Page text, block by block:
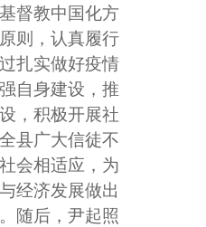
督教中国化方
则，认真履行
扎实做好疫情
自身建设，推
，积极开展社
县广大信徒不
会相适应，为
经济发展做出
随后，尹起照